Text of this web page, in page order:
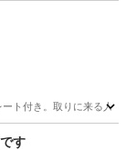
ト付き。取りに来る人
す